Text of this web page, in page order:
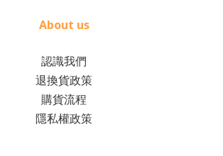
About us
認識我們
退換貨政策
購貨流程
隱私權政策